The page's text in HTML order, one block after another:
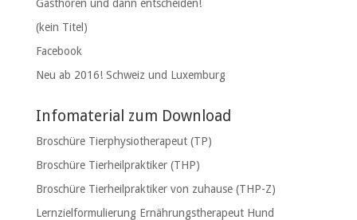
Gasthören und dann entscheiden!
(kein Titel)
Facebook
Neu ab 2016! Schweiz und Luxemburg
Infomaterial zum Download
Broschüre Tierphysiotherapeut (TP)
Broschüre Tierheilpraktiker (THP)
Broschüre Tierheilpraktiker von zuhause (THP-Z)
Lernzielformulierung Ernährungstherapeut Hund